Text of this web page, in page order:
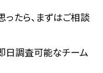
ったら、まずはご相談
日調査可能なチーム